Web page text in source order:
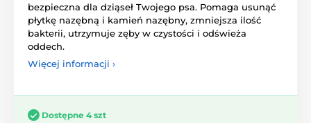
bezpieczna dla dziąseł Twojego psa. Pomaga usunąć
płytkę nazębną i kamień nazębny, zmniejsza ilość
bakterii, utrzymuje zęby w czystości i odświeża
oddech.
Więcej informacji ›
Dostępne 4 szt